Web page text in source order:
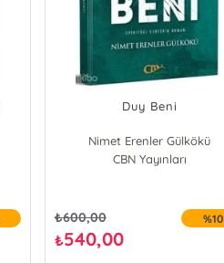
Duy Beni
Nimet Erenler Gülkökü
CBN Yayınları
₺600,00
₺540,00
%10